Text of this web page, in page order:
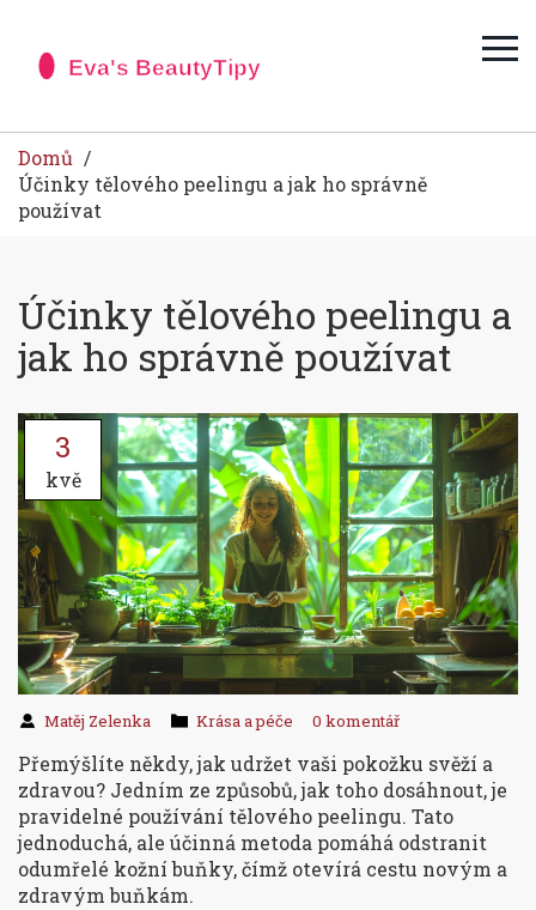
Domů
Účinky tělového peelingu a jak ho správně
používat
Účinky tělového peelingu a
jak ho správně používat
3
kvě
Matěj Zelenka Krása a péče 0 komentář
Přemýšlíte někdy, jak udržet vaši pokožku svěží a
zdravou? Jedním ze způsobů, jak toho dosáhnout, je
pravidelné používání tělového peelingu. Tato
jednoduchá, ale účinná metoda pomáhá odstranit
odumřelé kožní buňky, čímž otevírá cestu novým a
zdravým buňkám.